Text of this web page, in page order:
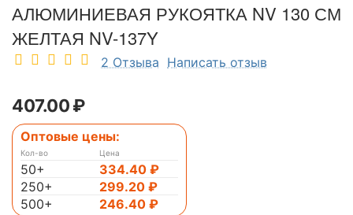
АЛЮМИНИЕВАЯ РУКОЯТКА NV 130 СМ
ЖЕЛТАЯ NV-137Y
2 Отзыва Написать отзыв
407.00₽
Оптовые цены:
Кол-во
50+
250+
500+
Цена
334.40 ₽
299.20 ₽
246.40 ₽